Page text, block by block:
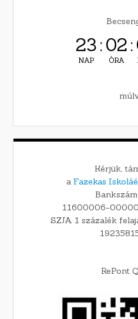
23
NAP
:02
ÓRA
:
Kérjük,
a Fazekas
11600006-
SZJA 1 százalék
RePont